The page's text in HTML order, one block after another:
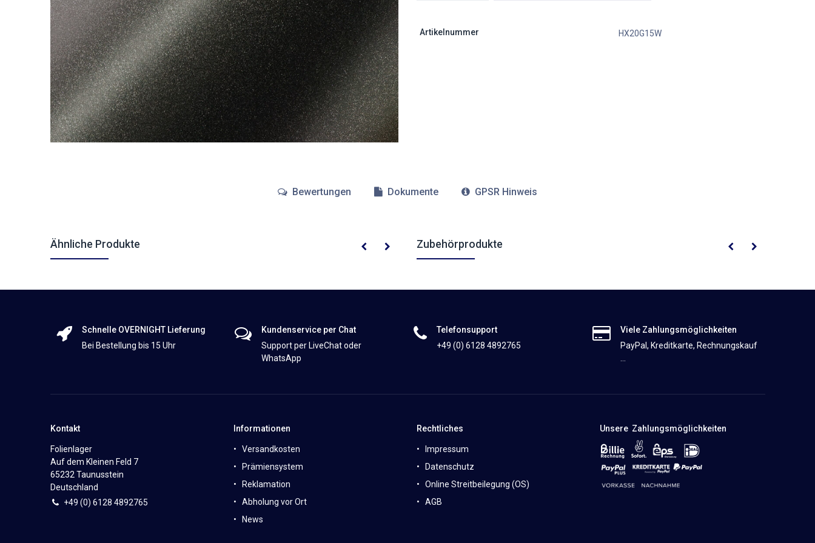
Artikelnummer HX20G15W
Bewertungen Dokumente GPSR Hinweis
Ähnliche Produkte Zubehörprodukte
Schnelle OVERNIGHT Lieferung
Bei Bestellung bis 15 Uhr
Kundenservice per Chat
Support per LiveChat oder
WhatsApp
Telefonsupport
+49 (0) 6128 4892765
Viele Zahlungsmöglichkeiten
PayPal, Kreditkarte, Rechnungskauf
Kontakt
Folienlager
Auf dem Kleinen Feld 7
65232 Taunusstein
Deutschland
+49 (0) 6128 4892765
Informationen
Versandkosten
Prämiensystem
Reklamation
Abholung vor Ort
News
Rechtliches
Impressum
Datenschutz
Online Streitbeilegung (OS)
AGB
Unsere Zahlungsmöglichkeiten